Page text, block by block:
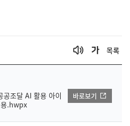
목록
조달 AI 활용 아이
용.hwpx
바로보기